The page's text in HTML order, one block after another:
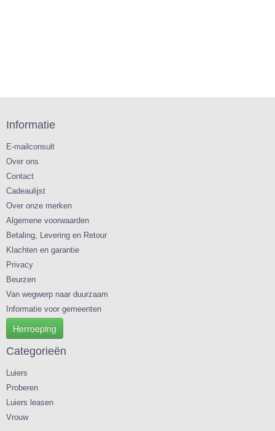
Informatie
E-mailconsult
Over ons
Contact
Cadeaulijst
Over onze merken
Algemene voorwaarden
Betaling, Levering en Retour
Klachten en garantie
Privacy
Beurzen
Van wegwerp naar duurzaam
Informatie voor gemeenten
Herroeping
Categorieën
Luiers
Proberen
Luiers leasen
Vrouw